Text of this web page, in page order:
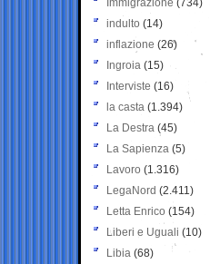
Immigrazione (734)
indulto (14)
inflazione (26)
Ingroia (15)
Interviste (16)
la casta (1.394)
La Destra (45)
La Sapienza (5)
Lavoro (1.316)
LegaNord (2.411)
Letta Enrico (154)
Liberi e Uguali (10)
Libia (68)